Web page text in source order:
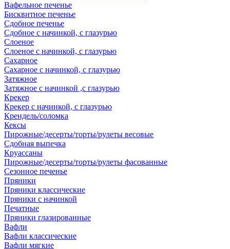
Вафельное печенье
Бисквитное печенье
Сдобное печенье
Сдобное с начинкой, с глазурью
Слоеное
Слоеное с начинкой, с глазурью
Сахарное
Сахарное с начинкой, с глазурью
Затяжное
Затяжное с начинкой ,с глазурью
Крекер
Крекер с начинкой, с глазурью
Крендель/соломка
Кексы
Пирожные/десерты/торты/рулеты весовые
Сдобная выпечка
Круассаны
Пирожные/десерты/торты/рулеты фасованные
Сезонное печенье
Пряники
Пряники классические
Пряники с начинкой
Печатные
Пряники глазированные
Вафли
Вафли классические
Вафли мягкие